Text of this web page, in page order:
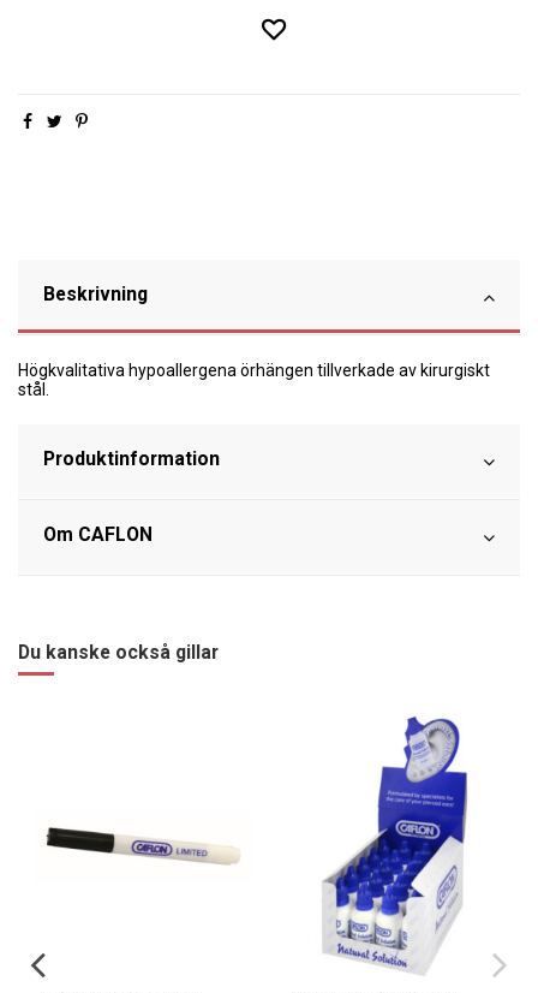
Beskrivning
Högkvalitativa hypoallergena örhängen tillverkade av kirurgiskt
stål.
Produktinformation
Om CAFLON
Du kanske också gillar